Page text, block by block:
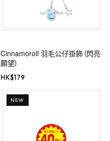
Cinnamoroll 羽毛公仔掛飾（閃亮
願望）
HK$179
NEW